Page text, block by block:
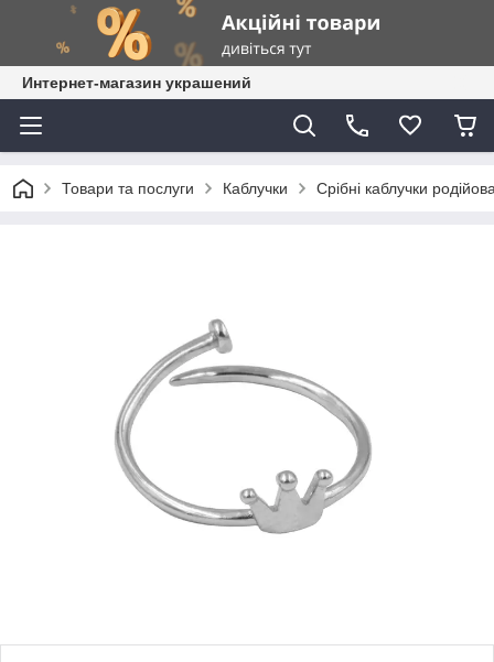
Интернет-магазин украшений
Товари та послуги Каблучки Срібні каблучки